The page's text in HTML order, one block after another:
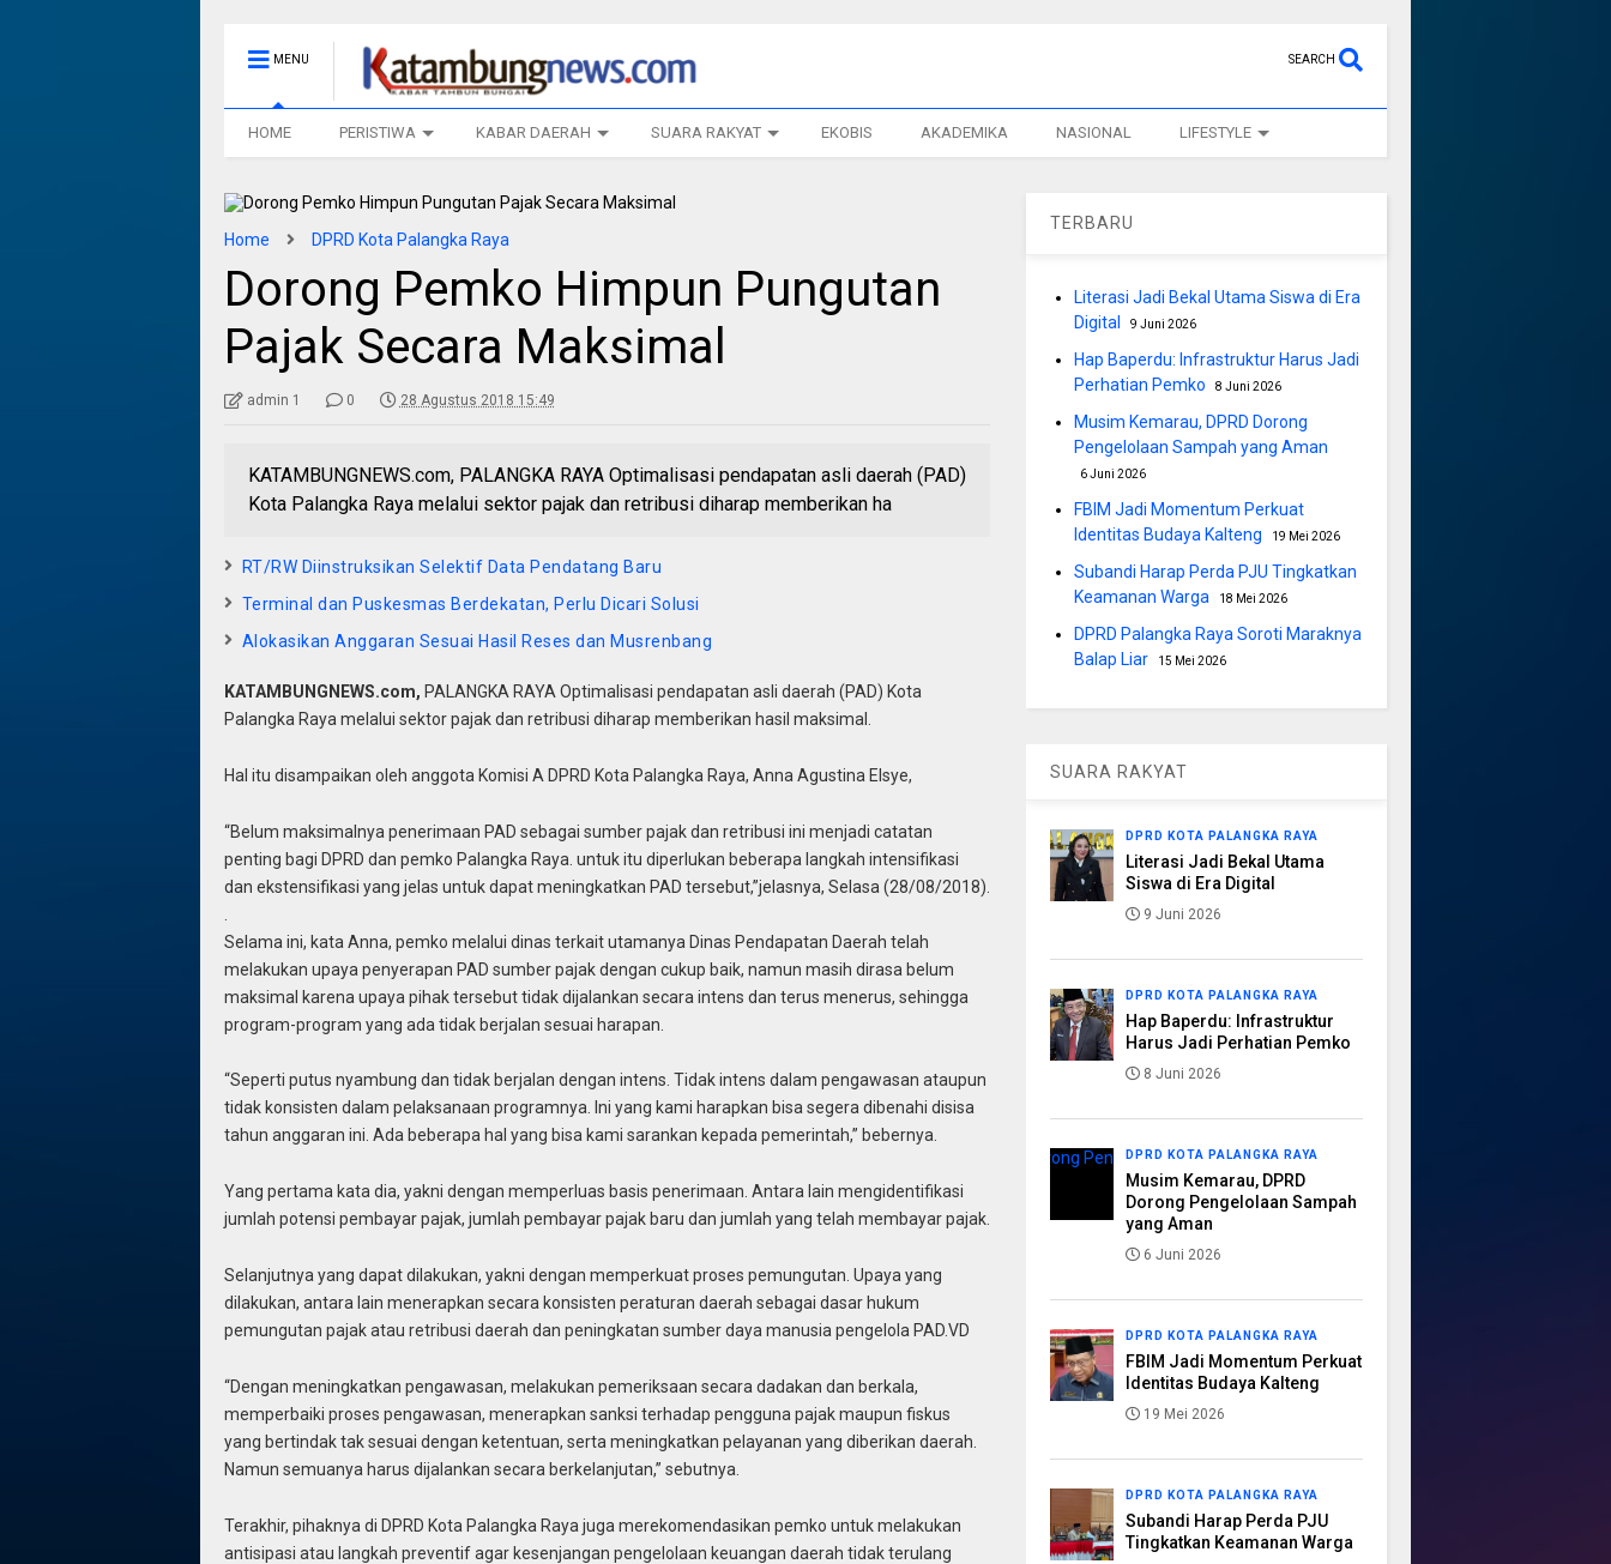
MENU SEARCH
HOME PERISTIWA KABAR DAERAH SUARA RAKYAT EKOBIS AKADEMIKA NASIONAL LIFESTYLE
Home DPRD Kota Palangka Raya
Dorong Pemko Himpun Pungutan
Pajak Secara Maksimal
admin 1 0 28 Agustus 2018 15:49
KATAMBUNGNEWS.com, PALANGKA RAYA Optimalisasi pendapatan asli daerah (PAD)
Kota Palangka Raya melalui sektor pajak dan retribusi diharap memberikan ha
RT/RW Diinstruksikan Selektif Data Pendatang Baru
Terminal dan Puskesmas Berdekatan, Perlu Dicari Solusi
Alokasikan Anggaran Sesuai Hasil Reses dan Musrenbang
KATAMBUNGNEWS.com, PALANGKA RAYA Optimalisasi pendapatan asli daerah (PAD) Kota
Palangka Raya melalui sektor pajak dan retribusi diharap memberikan hasil maksimal.
Hal itu disampaikan oleh anggota Komisi A DPRD Kota Palangka Raya, Anna Agustina Elsye,
“Belum maksimalnya penerimaan PAD sebagai sumber pajak dan retribusi ini menjadi catatan
penting bagi DPRD dan pemko Palangka Raya. untuk itu diperlukan beberapa langkah intensifikasi
dan ekstensifikasi yang jelas untuk dapat meningkatkan PAD tersebut,”jelasnya, Selasa (28/08/2018).
Selama ini, kata Anna, pemko melalui dinas terkait utamanya Dinas Pendapatan Daerah telah
melakukan upaya penyerapan PAD sumber pajak dengan cukup baik, namun masih dirasa belum
maksimal karena upaya pihak tersebut tidak dijalankan secara intens dan terus menerus, sehingga
program-program yang ada tidak berjalan sesuai harapan.
“Seperti putus nyambung dan tidak berjalan dengan intens. Tidak intens dalam pengawasan ataupun
tidak konsisten dalam pelaksanaan programnya. Ini yang kami harapkan bisa segera dibenahi disisa
tahun anggaran ini. Ada beberapa hal yang bisa kami sarankan kepada pemerintah,” bebernya.
Yang pertama kata dia, yakni dengan memperluas basis penerimaan. Antara lain mengidentifikasi
jumlah potensi pembayar pajak, jumlah pembayar pajak baru dan jumlah yang telah membayar pajak.
Selanjutnya yang dapat dilakukan, yakni dengan memperkuat proses pemungutan. Upaya yang
dilakukan, antara lain menerapkan secara konsisten peraturan daerah sebagai dasar hukum
pemungutan pajak atau retribusi daerah dan peningkatan sumber daya manusia pengelola PAD.VD
“Dengan meningkatkan pengawasan, melakukan pemeriksaan secara dadakan dan berkala,
memperbaiki proses pengawasan, menerapkan sanksi terhadap pengguna pajak maupun fiskus
yang bertindak tak sesuai dengan ketentuan, serta meningkatkan pelayanan yang diberikan daerah.
Namun semuanya harus dijalankan secara berkelanjutan,” sebutnya.
Terakhir, pihaknya di DPRD Kota Palangka Raya juga merekomendasikan pemko untuk melakukan
antisipasi atau langkah preventif agar kesenjangan pengelolaan keuangan daerah tidak terulang
TERBARU
Literasi Jadi Bekal Utama Siswa di Era
Digital
9 Juni 2026
Hap Baperdu: Infrastruktur Harus Jadi
Perhatian Pemko
8 Juni 2026
Musim Kemarau, DPRD Dorong
Pengelolaan Sampah yang Aman
6 Juni 2026
FBIM Jadi Momentum Perkuat
Identitas Budaya Kalteng
19 Mei 2026
Subandi Harap Perda PJU Tingkatkan
Keamanan Warga
18 Mei 2026
DPRD Palangka Raya Soroti Maraknya
Balap Liar
15 Mei 2026
SUARA RAKYAT
DPRD KOTA PALANGKA RAYA
Literasi Jadi Bekal Utama
Siswa di Era Digital
9 Juni 2026
DPRD KOTA PALANGKA RAYA
Hap Baperdu: Infrastruktur
Harus Jadi Perhatian Pemko
8 Juni 2026
DPRD KOTA PALANGKA RAYA
Musim Kemarau, DPRD
Dorong Pengelolaan Sampah
yang Aman
6 Juni 2026
DPRD KOTA PALANGKA RAYA
FBIM Jadi Momentum Perkuat
Identitas Budaya Kalteng
19 Mei 2026
DPRD KOTA PALANGKA RAYA
Subandi Harap Perda PJU
Tingkatkan Keamanan Warga